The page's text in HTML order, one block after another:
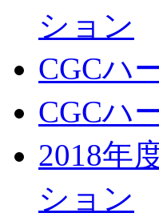
ション
CGCハ
CGCハ
2018年
ション